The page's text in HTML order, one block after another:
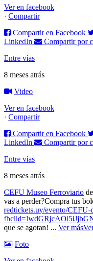
Ver en facebook
· Compartir
Compartir en Facebook
LinkedIn
Compartir por
Entre vías
8 meses atrás
Video
Ver en facebook
· Compartir
Compartir en Facebook
LinkedIn
Compartir por
Entre vías
8 meses atrás
CEFU Museo Ferroviario
vas a perder?Compra tus
redtickets.uy/evento/
que se agotan! ... Ver más
Foto